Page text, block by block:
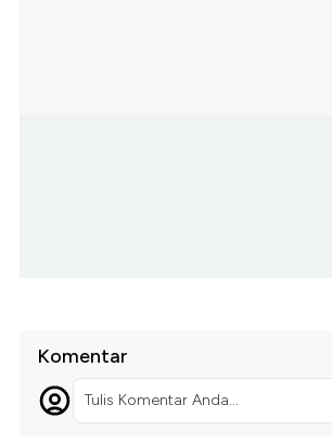
Komentar
Tulis Komentar Anda...